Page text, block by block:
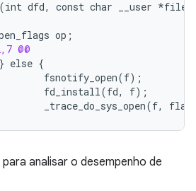
@@
+			_trace_do_sys_open(f,
analisar o desempenho de